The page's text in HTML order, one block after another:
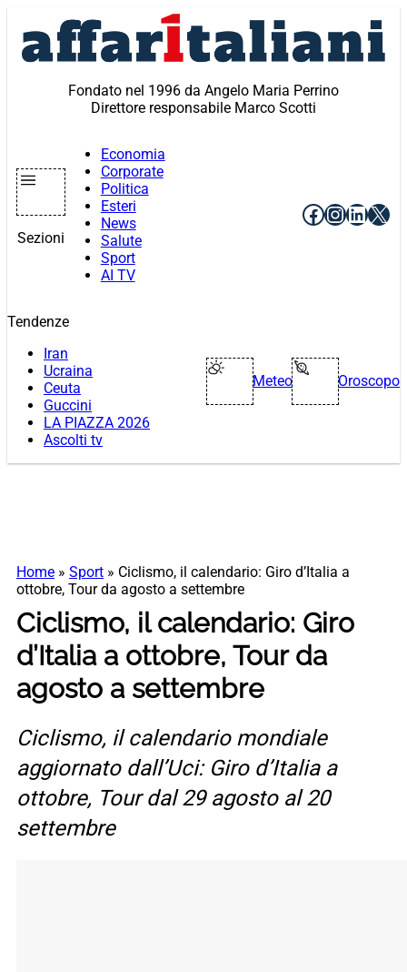
contenuto
Fondato nel 1996 da Angelo Maria Perrino
Direttore responsabile Marco Scotti
Sezioni
Economia
Corporate
Politica
Esteri
News
Salute
Sport
AI TV
Facebook
X
Tendenze
Iran
Ucraina
Ceuta
Guccini
LA PIAZZA 2026
Ascolti tv
Meteo Oroscopo
Home » Sport » Ciclismo, il calendario: Giro d’Italia a
ottobre, Tour da agosto a settembre
Ciclismo, il calendario: Giro
d’Italia a ottobre, Tour da
agosto a settembre
Ciclismo, il calendario mondiale
aggiornato dall’Uci: Giro d’Italia a
ottobre, Tour dal 29 agosto al 20
settembre